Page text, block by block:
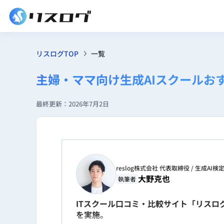
リスログTOP 一覧
主婦・ママ向け生成AIスクールお
最終更新：2026年7月2日
reslog株式会社 代表取締役 / 生成AI検
執筆者 大野克也
ITスクール口コミ・比較サイト「リス
を実施。